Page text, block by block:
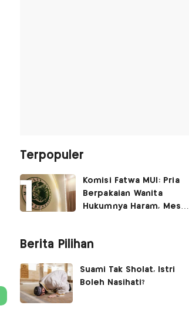
Terpopuler
Komisi Fatwa MUI: Pria
Berpakaian Wanita
Hukumnya Haram, Meski
Berita Pilihan
Suami Tak Sholat, Istri
Boleh Nasihati?